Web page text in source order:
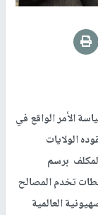
الأمر الواقع في
الولايات
برسم
تخدم المصالح
العالمية